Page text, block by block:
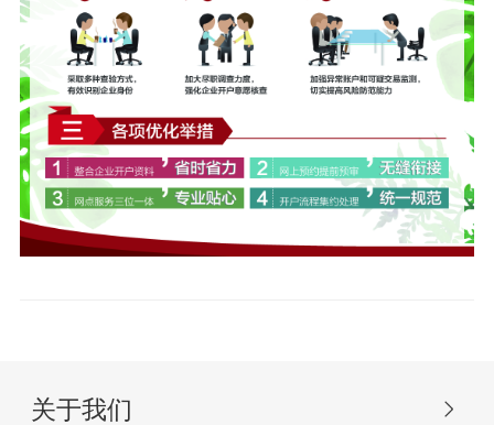
关于我们